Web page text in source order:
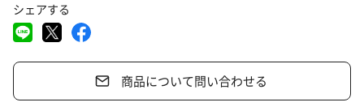
梨花さん、冨永愛さん、田中みな実さん、蒼井優さん、ラブリさ
んなど有名芸能人も御用達。雑誌やSNSで紹介され、話題になっ
#出産祝い
#パーティー
#就職祝い #引っ越し祝い #自分へのご褒美
シェアする
商品について問い合わせる